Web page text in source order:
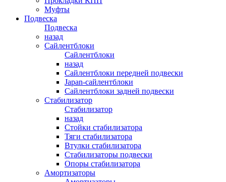
Муфты
Подвеска
Подвеска
назад
Сайлентблоки
Сайлентблоки
назад
Сайлентблоки передней подвески
Japan-сайлентблоки
Сайлентблоки задней подвески
Стабилизатор
Стабилизатор
назад
Стойки стабилизатора
Тяги стабилизатора
Втулки стабилизатора
Стабилизаторы подвески
Опоры стабилизатора
Амортизаторы